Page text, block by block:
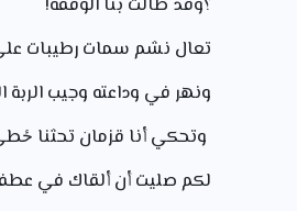
؟وقد طالت بنا الوقفه!
تعال نشم سمات رطيبات
ونهر في وداعته وجيب
وتحكي أنا قزمان تحثنا
لكم صليت أن ألقاك في